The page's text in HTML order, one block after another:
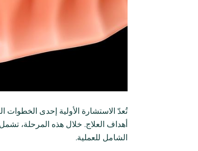
تُعدّ الاستشارة الأولية إحدى
أهداف العلاج. خلال هذه المرحلة،
الشامل للعملية.